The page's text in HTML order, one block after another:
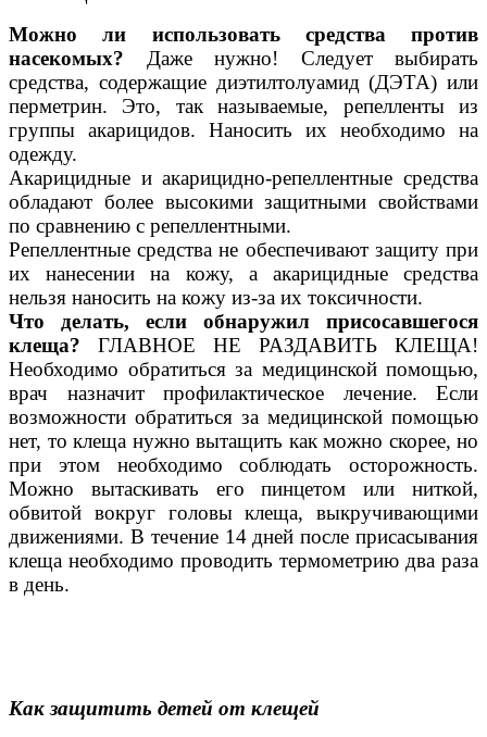
Можно ли использовать средства против
насекомых? Даже нужно! Следует выбирать
средства, содержащие диэтилтолуамид (ДЭТА) или
перметрин. Это, так называемые, репелленты из
группы акарицидов. Наносить их необходимо на
одежду.
Акарицидные и акарицидно-репеллентные средства
обладают более высокими защитными свойствами
по сравнению с репеллентными.
Репеллентные средства не обеспечивают защиту при
их нанесении на кожу, а акарицидные средства
нельзя наносить на кожу из-за их токсичности.
Что делать, если обнаружил присосавшегося
клеща? ГЛАВНОЕ НЕ РАЗДАВИТЬ КЛЕЩА!
Необходимо обратиться за медицинской помощью,
врач назначит профилактическое лечение. Если
возможности обратиться за медицинской помощью
нет, то клеща нужно вытащить как можно скорее, но
при этом необходимо соблюдать осторожность.
Можно вытаскивать его пинцетом или ниткой,
обвитой вокруг головы клеща, выкручивающими
движениями. В течение 14 дней после присасывания
клеща необходимо проводить термометрию два раза
в день.
Как защитить детей от клещей